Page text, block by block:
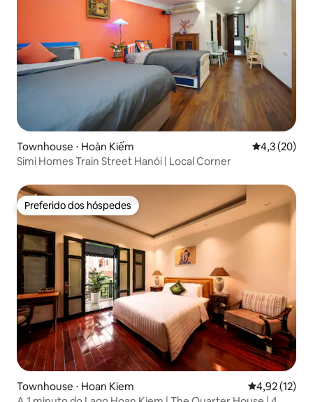
Townhouse ⋅ Hoàn Kiếm 4,3 de uma
4,3 (20)
Simi Homes Train Street Hanói | Local Corner
Preferido dos hóspedes
Preferido dos hóspedes
Townhouse ⋅ Hoan Kiem 4,92 de uma
4,92 (12)